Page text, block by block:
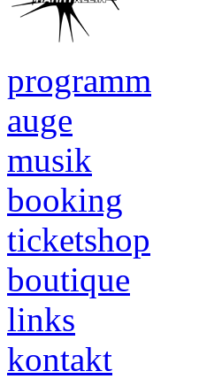
programm
auge
musik
booking
ticketshop
boutique
links
kontakt